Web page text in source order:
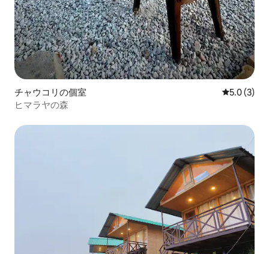
チャウコリの個室 レビュー3
5.0 (3)
ヒマラヤの森